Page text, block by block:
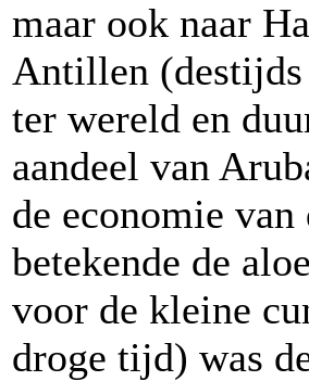
maar ook naar
Antillen (destijds
ter wereld en
aandeel van
de economie
betekende de
voor de kleine
droge tijd) was